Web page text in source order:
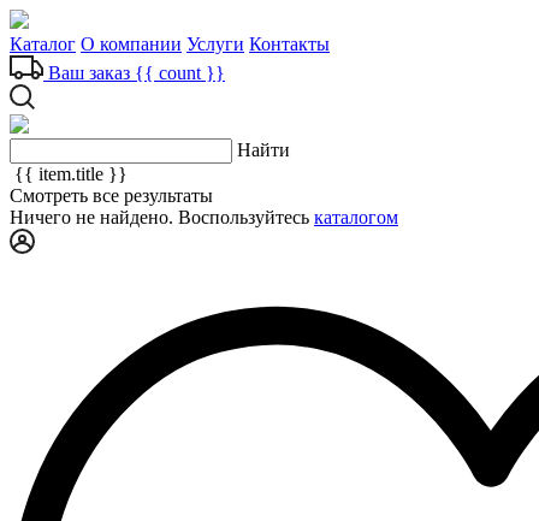
Каталог О компании Услуги Контакты
Ваш заказ {{ count }}
Найти
{{ item.title }}
Смотреть все результаты
Ничего не найдено. Воспользуйтесь каталогом